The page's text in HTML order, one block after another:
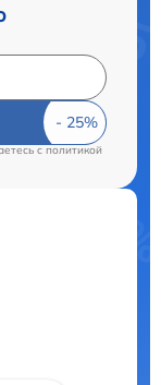
cполитикой